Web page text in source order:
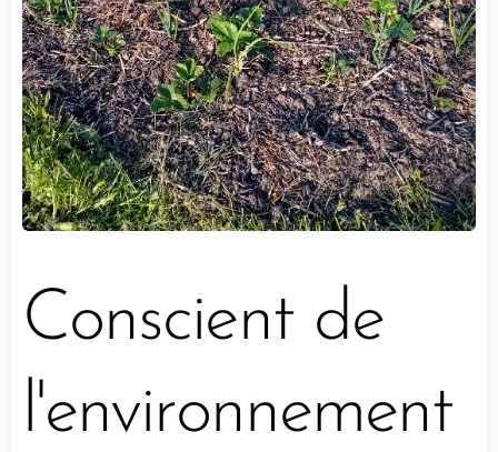
Conscient de
l'environnement